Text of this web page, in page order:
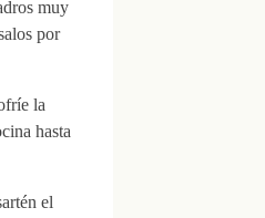
muy
por
la
hasta
el